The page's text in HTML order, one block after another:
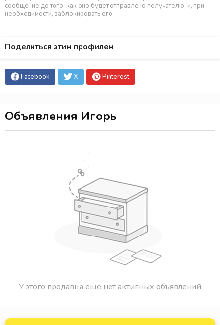
сообщение до того, как оно будет отправлено получателю, и, при
необходимости, заблокировать его.
Поделиться этим профилем
Facebook X Pinterest
Объявления Игорь
У этого продавца еще нет активных объявлений